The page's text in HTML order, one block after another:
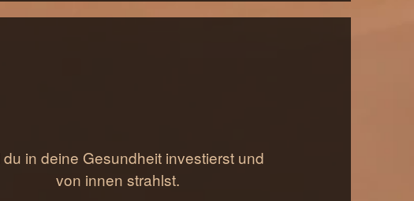
du in deine Gesundheit investierst und
von innen strahlst.